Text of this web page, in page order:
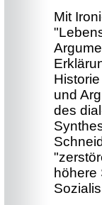
Mit
und
des
höhere